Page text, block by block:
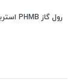
رول گاز PHMB استریل کانفورت Confort